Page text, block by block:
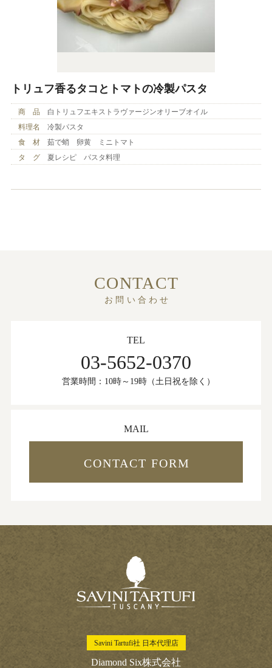
トリュフ香るタコとトマトの冷製パスタ
商 品
白トリュフエキストラヴァージンオリーブオイル
料理名
冷製パスタ
食 材
茹で蛸 卵黄 ミニトマト
タ グ
夏レシピ パスタ料理
CONTACT
お問い合わせ
TEL
03-5652-0370
営業時間：10時～19時（土日祝を除く）
MAIL
CONTACT FORM
Savini Tartufi社 日本代理店
Diamond Six株式会社